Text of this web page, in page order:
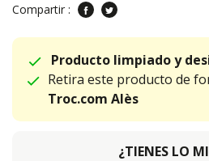
Compartir :
Producto limpiado y
Retira este producto de
Troc.com Alès
¿TIENES LO